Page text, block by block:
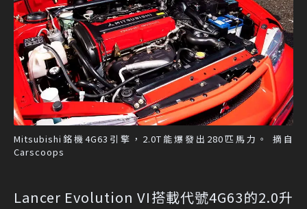
Mitsubishi銘機4G63引擎，2.0T能爆發出280匹馬力。 摘自
Carscoops
Lancer Evolution VI搭載代號4G63的2.0升